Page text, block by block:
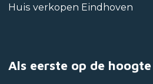
Huis verkopen Eindhoven
Als eerste op de hoogte